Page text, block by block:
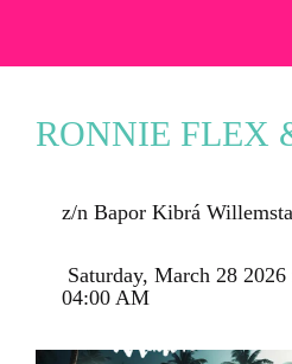
RONNIE FLEX
z/n Bapor Kibrá
04:00 AM